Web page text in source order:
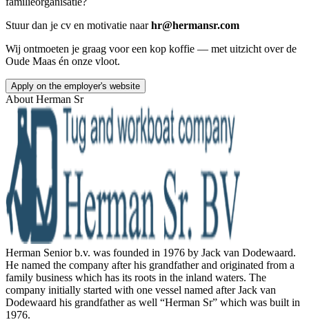
Stuur dan je cv en motivatie naarhr@hermansr.com
Wij ontmoeten je graag voor een kop koffie — met uitzicht over de
Oude Maas én onze vloot.
Apply on the employer's website
About Herman Sr
Herman Senior b.v. was founded in 1976 by Jack van Dodewaard.
He named the company after his grandfather and originated from a
family business which has its roots in the inland waters. The
company initially started with one vessel named after Jack van
Dodewaard his grandfather as well “Herman Sr” which was built in
1976.